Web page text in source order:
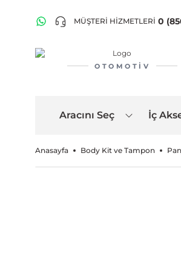
MÜŞTERİ HİZMETLERİ 0
OTOMOTIV
Aracını Seç İç
Anasayfa Body Kit ve Tampon